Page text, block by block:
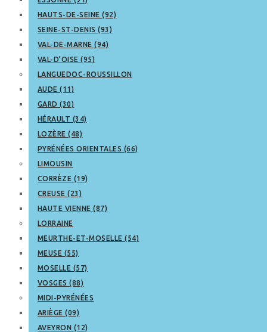
HAUTS-DE-SEINE (92)
SEINE-ST-DENIS (93)
VAL-DE-MARNE (94)
VAL-D’OISE (95)
LANGUEDOC-ROUSSILLON
AUDE (11)
GARD (30)
HÉRAULT (34)
LOZÈRE (48)
PYRÉNÉES ORIENTALES (66)
LIMOUSIN
CORRÈZE (19)
CREUSE (23)
HAUTE VIENNE (87)
LORRAINE
MEURTHE-ET-MOSELLE (54)
MEUSE (55)
MOSELLE (57)
VOSGES (88)
MIDI-PYRÉNÉES
ARIÈGE (09)
AVEYRON (12)